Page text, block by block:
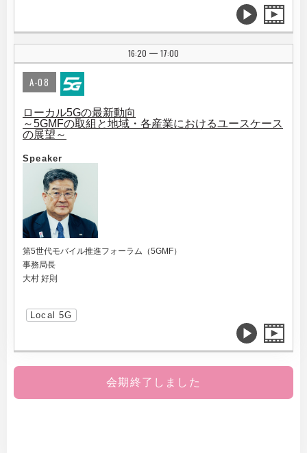
16:20 | 17:00
A-08
ローカル5Gの最新動向
～5GMFの取組と地域・各産業におけるユースケース
の展望～
Speaker
第5世代モバイル推進フォーラム（5GMF）
事務局長
大村 好則
Local 5G
会期終了しました